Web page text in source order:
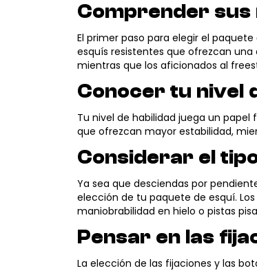
Comprender sus
El primer paso para elegir el
esquís resistentes que ofrezcan una
mientras que los aficionados al
Conocer tu nivel
Tu nivel de habilidad juega un
que ofrezcan mayor estabilidad,
Considerar el
Ya sea que desciendas por
elección de tu paquete de esquí.
maniobrabilidad en hielo o pistas
Pensar en las
La elección de las fijaciones y las